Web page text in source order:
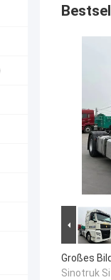
Großes
Sinotruk